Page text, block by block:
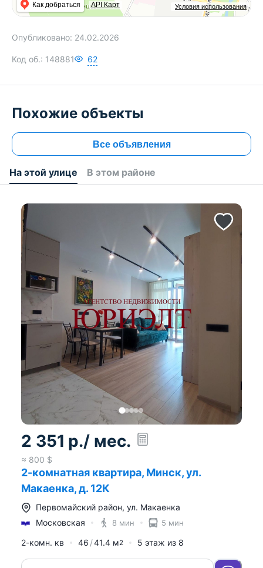
Условия использования
Как добраться API Карт
Опубликовано: 24.02.2026
Код об.: 148881 62
Похожие объекты
Все объявления
На этой улице В этом районе
2 351 р./ мес.
≈ 800 $
2-комнатная квартира, Минск, ул.
Макаенка, д. 12К
Первомайский район, ул. Макаенка
Московская
8 мин 5 мин
2-комн. кв 46 41.4 м2 5 этаж из 8